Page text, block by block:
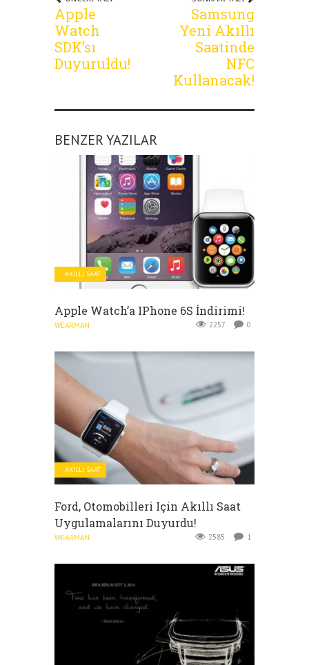
Apple
Watch
SDK’sı
Duyuruldu!
Samsung
Yeni Akıllı
Saatinde
NFC
Kullanacak!
BENZER YAZILAR
AKILLI SAAT
Apple Watch’a IPhone 6S İndirimi!
WEARMAN 2257 0
AKILLI SAAT
Ford, Otomobilleri Için Akıllı Saat
Uygulamalarını Duyurdu!
WEARMAN 2585 1